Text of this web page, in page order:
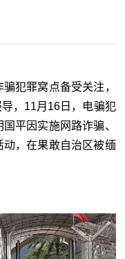
犯罪窝点备受关注，
，11月16日，电骗犯
平因实施网路诈骗、
，在果敢自治区被缅